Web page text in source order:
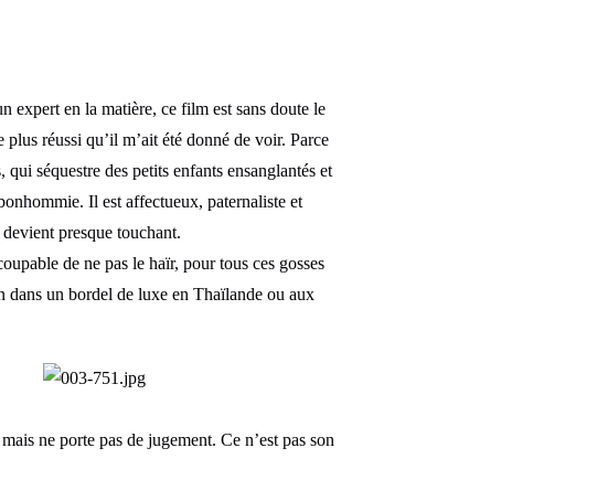
expert en la matière, ce film est sans doute le
réussi qu’il m’ait été donné de voir. Parce
séquestre des petits enfants ensanglantés et
Il est affectueux, paternaliste et
presque touchant.
de ne pas le haïr, pour tous ces gosses
un bordel de luxe en Thaïlande ou aux
ne porte pas de jugement. Ce n’est pas son